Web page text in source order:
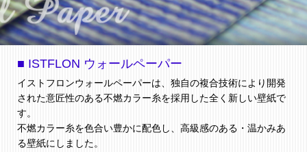
■ ISTFLON ウォールペーパー
イストフロンウォールペーパーは、独自の複合技術により開発
された意匠性のある不燃カラー糸を採用した全く新しい壁紙で
す。
不燃カラー糸を色合い豊かに配色し、高級感のある・温かみあ
る壁紙にしました。